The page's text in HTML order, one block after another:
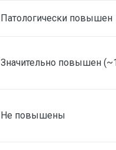
Патологически повышен
Значительно повышен
Не повышены